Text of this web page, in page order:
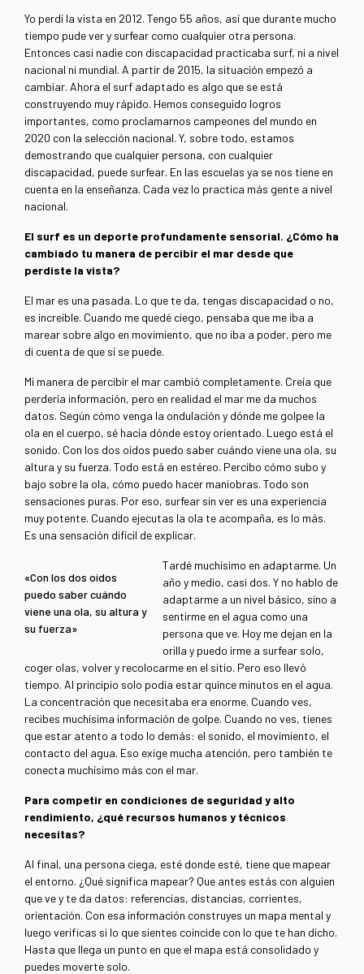
Yo perdí la vista en 2012. Tengo 55 años, así que durante mucho
tiempo pude ver y surfear como cualquier otra persona.
Entonces casi nadie con discapacidad practicaba surf, ni a nivel
nacional ni mundial. A partir de 2015, la situación empezó a
cambiar. Ahora el surf adaptado es algo que se está
construyendo muy rápido. Hemos conseguido logros
importantes, como proclamarnos campeones del mundo en
2020 con la selección nacional. Y, sobre todo, estamos
demostrando que cualquier persona, con cualquier
discapacidad, puede surfear. En las escuelas ya se nos tiene en
cuenta en la enseñanza. Cada vez lo practica más gente a nivel
nacional.
El surf es un deporte profundamente sensorial. ¿Cómo ha
cambiado tu manera de percibir el mar desde que
perdiste la vista?
El mar es una pasada. Lo que te da, tengas discapacidad o no,
es increíble. Cuando me quedé ciego, pensaba que me iba a
marear sobre algo en movimiento, que no iba a poder, pero me
di cuenta de que sí se puede.
Mi manera de percibir el mar cambió completamente. Creía que
perdería información, pero en realidad el mar me da muchos
datos. Según cómo venga la ondulación y dónde me golpee la
ola en el cuerpo, sé hacia dónde estoy orientado. Luego está el
sonido. Con los dos oídos puedo saber cuándo viene una ola, su
altura y su fuerza. Todo está en estéreo. Percibo cómo subo y
bajo sobre la ola, cómo puedo hacer maniobras. Todo son
sensaciones puras. Por eso, surfear sin ver es una experiencia
muy potente. Cuando ejecutas la ola te acompaña, es lo más.
Es una sensación difícil de explicar.
«Con los dos oídos
puedo saber cuándo
viene una ola, su altura y
su fuerza»
Tardé muchísimo en adaptarme. Un
año y medio, casi dos. Y no hablo de
adaptarme a un nivel básico, sino a
sentirme en el agua como una
persona que ve. Hoy me dejan en la
orilla y puedo irme a surfear solo,
coger olas, volver y recolocarme en el sitio. Pero eso llevó
tiempo. Al principio solo podía estar quince minutos en el agua.
La concentración que necesitaba era enorme. Cuando ves,
recibes muchísima información de golpe. Cuando no ves, tienes
que estar atento a todo lo demás: el sonido, el movimiento, el
contacto del agua. Eso exige mucha atención, pero también te
conecta muchísimo más con el mar.
Para competir en condiciones de seguridad y alto
rendimiento, ¿qué recursos humanos y técnicos
necesitas?
Al final, una persona ciega, esté donde esté, tiene que mapear
el entorno. ¿Qué significa mapear? Que antes estás con alguien
que ve y te da datos: referencias, distancias, corrientes,
orientación. Con esa información construyes un mapa mental y
luego verificas si lo que sientes coincide con lo que te han dicho.
Hasta que llega un punto en que el mapa está consolidado y
puedes moverte solo.